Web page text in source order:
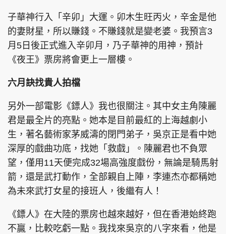
子華神行入「辛卯」大運。卯木生旺丙火，辛金是他
的妻財星，所以賺錢。不賺錢就是變老婆。我預言3
月5日後正式進入辛卯月，乃子華神的用神，預計
《夜王》票房將會更上一層樓。
六月訣找貴人拍檔
另外一部電影《鏢人》我也很關注。其中女主角陳麗
君是最全片的亮點。她本是目前最紅的上海越劇小
生，著名藝術家茅威濤的閉門弟子，吳京正是看中她
深厚的戲曲功底，找她「救戲」。陳麗君也不負眾
望，僅用11天便完成32場高強度戲份，無論是騎馬射
箭，還是武打動作，全部親自上陣，李連杰亦都稱她
為未來武打女星的接班人，後繼有人！
《鏢人》在大陸的票房也越來越好，但在香港始終跑
不贏，比較吃虧一點。我找來吳京的八字來看，他是